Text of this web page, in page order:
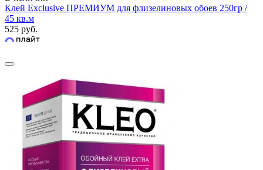
Клей Exclusive ПРЕМИУМ для флизелиновых обоев 250гр /
45 кв.м
525 руб.